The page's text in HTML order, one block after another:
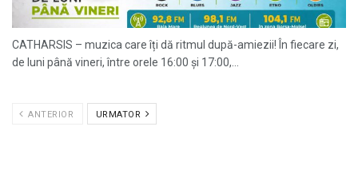
CATHARSIS – muzica care îți dă ritmul după-amiezii! În fiecare zi,
de luni până vineri, între orele 16:00 și 17:00,...
ANTERIOR URMATOR